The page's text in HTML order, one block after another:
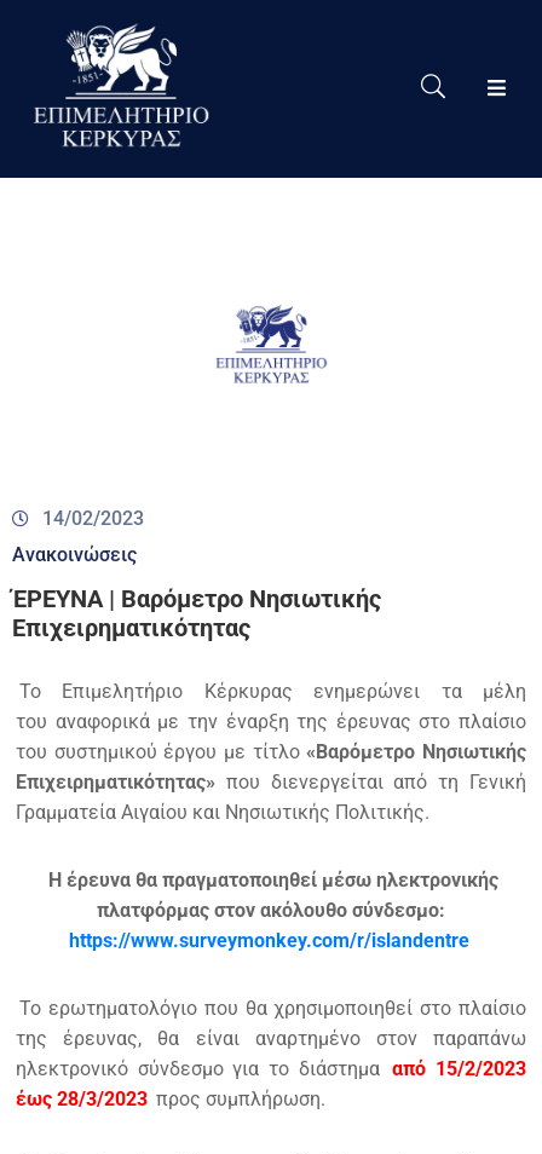
Το
Eπιμελητήριο
14/02/2023
Ανακοινώσεις
ΈΡΕΥΝΑ | Βαρόμετρο Νησιωτικής
Επιχειρηματικότητας
Το Επιμελητήριο Κέρκυρας ενημερώνει τα μέλη
του αναφορικά με την έναρξη της έρευνας στο πλαίσιο
του συστημικού έργου με τίτλο«Βαρόμετρο Νησιωτικής
Επιχειρηματικότητας» που διενεργείται από τη Γενική
Γραμματεία Αιγαίου και Νησιωτικής Πολιτικής.
Η έρευνα θα πραγματοποιηθεί μέσω ηλεκτρονικής
πλατφόρμας στον ακόλουθο σύνδεσμο:
https://www.surveymonkey.com/r/islandentre
Το ερωτηματολόγιο που θα χρησιμοποιηθεί στο πλαίσιο
της έρευνας, θα είναι αναρτημένο στον παραπάνω
ηλεκτρονικό σύνδεσμο για το διάστημα από 15/2/2023
έως 28/3/2023 προς συμπλήρωση.